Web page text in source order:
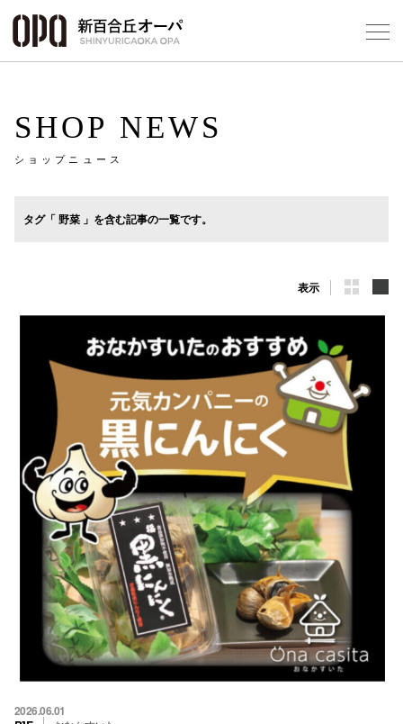
SHOP NEWS
ショップニュース
タグ「 野菜 」を含む記事の一覧です。
表示
2026.06.01
レスト
アクセ
スタッ
公式SNS
お問い合わせ
プライバシ